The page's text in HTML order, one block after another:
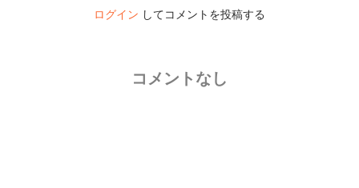
ログイン してコメントを投稿する
コメントなし